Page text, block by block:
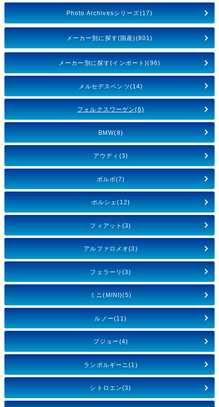
Photo Archivesシリーズ(17)
メーカー別に探す(国産)(801)
メーカー別に探す(インポート)(96)
メルセデスベンツ(14)
フォルクスワーゲン(6)
BMW(8)
アウディ(3)
ボルボ(7)
ポルシェ(12)
フィアット(3)
アルファロメオ(3)
フェラーリ(3)
ミニ(MINI)(5)
ルノー(11)
プジョー(4)
ランボルギーニ(1)
シトロエン(3)